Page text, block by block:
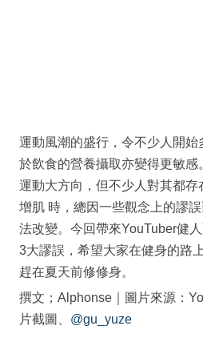
運動風潮的盛行，令不少人開始
於飲食的營養攝取亦變得更敏感
運動大方向，但不少人對其都
增肌 時，總因一些觀念上的謬
法改變。今回帶來YouTuber健
3大謬誤，希望大家在健身的路
趕在夏天前修修身。
撰文；Alphonse｜圖片來源：
片截圖、 @gu_yuze